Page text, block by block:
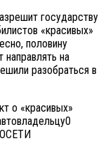
государству
«красивых»
половину
на
разобраться в